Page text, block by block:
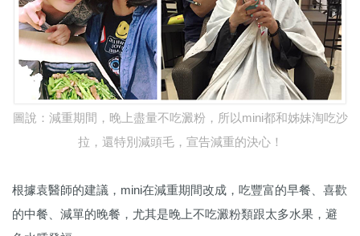
圖說：減重期間，晚上盡量不吃澱粉，所以mini都和姊妹淘吃沙
拉，還特別減頭毛，宣告減重的決心！
根據袁醫師的建議，mini在減重期間改成，吃豐富的早餐、喜歡
的中餐、減單的晚餐，尤其是晚上不吃澱粉類跟太多水果，避